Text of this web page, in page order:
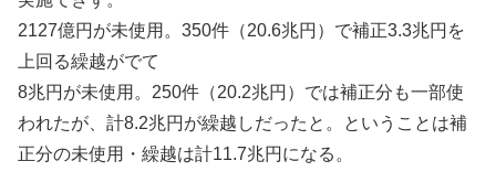
2127億円が未使用。350件（20.6兆円）で補正3.3兆円を
上回る繰越がでて
8兆円が未使用。250件（20.2兆円）では補正分も一部使
われたが、計8.2兆円が繰越しだったと。ということは補
正分の未使用・繰越は計11.7兆円になる。